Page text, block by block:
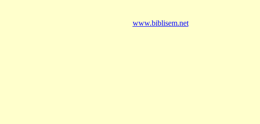
www.biblisem.net